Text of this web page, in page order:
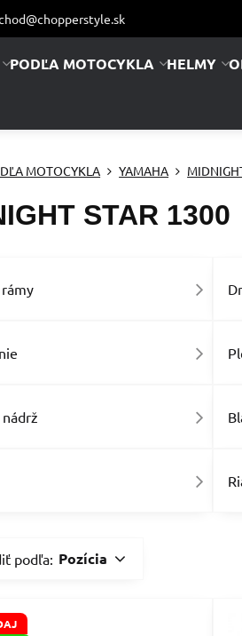
PODĽA MOTOCYKLA HELMY
MOTOCYKLA YAMAHA
STAR 1300
nádrž
podľa: Pozícia